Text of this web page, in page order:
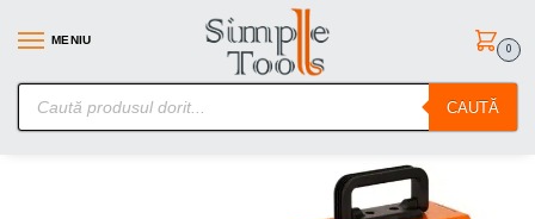
MENIU
CAUTĂ
0
SimpleTools.ro – Gasesti orice – Comanzi simplu
Prima pagină
Aparate de sudura Aparate de sudura tip Invertor MMA